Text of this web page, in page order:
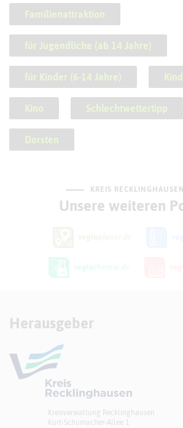
Familienattraktion
für Jugendliche (ab 14 Jahre)
für Kinder (6-14 Jahre)
Kino Schlechtwettertipp
Dorsten
KREIS RECKLINGHAUSEN
Unsere weiteren
Herausgeber
Kreisverwaltung Recklinghausen
Kurt-Schumacher-Allee 1